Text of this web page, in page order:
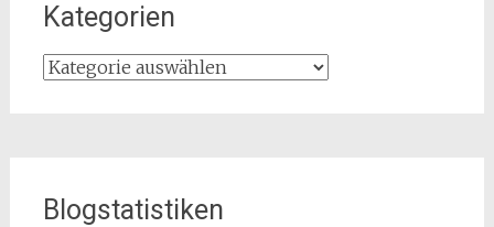
Kategorien
Kategorien
Blogstatistiken